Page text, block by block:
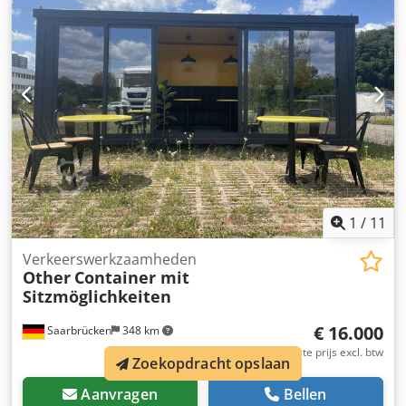
1 / 11
Saarbrücken 348 km
Verkeerswerkzaamheden
Other Container mit
Sitzmöglichkeiten
€ 16.000
Vaste prijs excl. btw
Aanvragen Bellen
Zoekopdracht opslaan